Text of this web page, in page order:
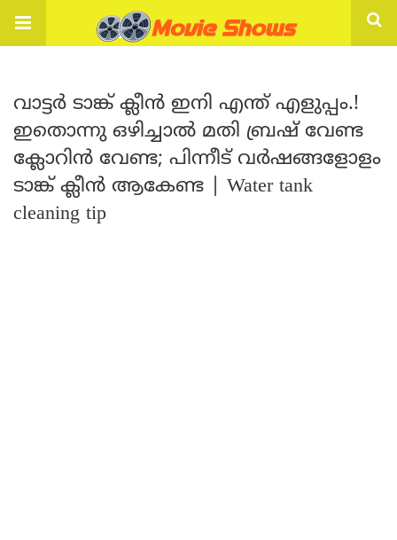
വാട്ടർ ടാങ്ക് ക്ലീൻ ഇനി എന്ത് എളുപ്പം.!
ഇതൊന്നു ഒഴിച്ചാൽ മതി ബ്രഷ് വേണ്ട
ക്ലോറിൻ വേണ്ട; പിന്നീട് വർഷങ്ങളോളം
ടാങ്ക് ക്ലീൻ ആകേണ്ട | Water tank
cleaning tip